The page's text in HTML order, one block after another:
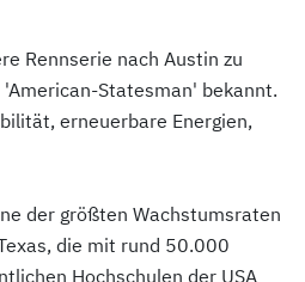
Rennserie nach Austin zu
'American-Statesman' bekannt.
erneuerbare Energien,
der größten Wachstumsraten
die mit rund 50.000
Hochschulen der USA